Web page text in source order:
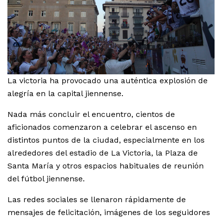
La victoria ha provocado una auténtica explosión de
alegría en la capital jiennense.
Nada más concluir el encuentro, cientos de
aficionados comenzaron a celebrar el ascenso en
distintos puntos de la ciudad, especialmente en los
alrededores del estadio de La Victoria, la Plaza de
Santa María y otros espacios habituales de reunión
del fútbol jiennense.
Las redes sociales se llenaron rápidamente de
mensajes de felicitación, imágenes de los seguidores